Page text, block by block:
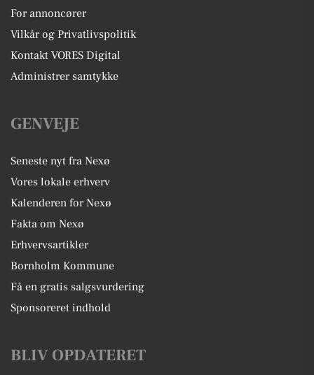
For annoncører
Vilkår og Privatlivspolitik
Kontakt VORES Digital
Administrer samtykke
GENVEJE
Seneste nyt fra Nexø
Vores lokale erhverv
Kalenderen for Nexø
Fakta om Nexø
Erhvervsartikler
Bornholm Kommune
Få en gratis salgsvurdering
Sponsoreret indhold
BLIV OPDATERET